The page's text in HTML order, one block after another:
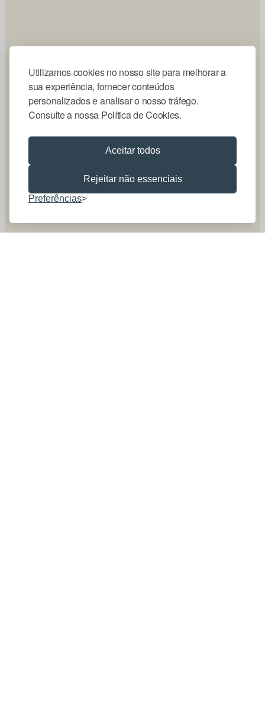
Utilizamos cookies no nosso site para melhorar a
sua experiência, fornecer conteúdos
personalizados e analisar o nosso tráfego.
Consulte a nossa Política de Cookies.
Aceitar todos
Rejeitar não essenciais
Preferências